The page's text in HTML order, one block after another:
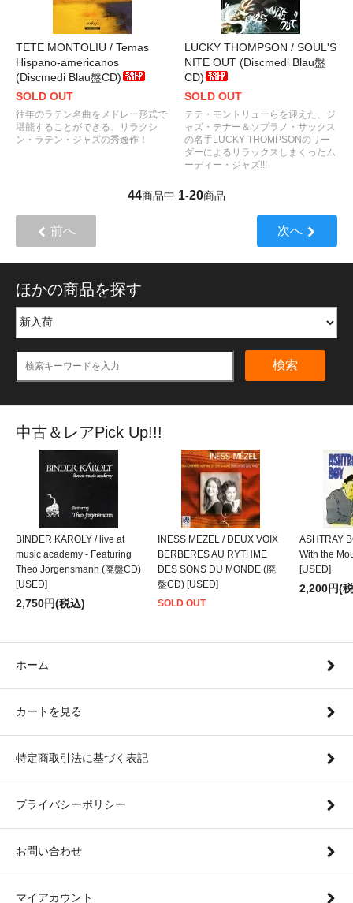
TETE MONTOLIU / Temas
Hispano-americanos
(Discmedi Blau盤CD)
SOLD OUT
往年のラテン名曲をメドレー形式で
堪能することができる、リラクシ
ン・ラテン・ジャズの秀逸作！
LUCKY THOMPSON / SOUL'S
NITE OUT (Discmedi Blau盤
CD)
SOLD OUT
テテ・モントリューらを迎えた、ジ
ャズ・テナー＆ソプラノ・サックス
の名手LUCKY THOMPSONのリー
ダーによるリラックスしまくったム
ーディー・ジャズ!!!
44商品中 1-20商品
前へ 次へ
ほかの商品を探す
検索
中古＆レアPick Up!!!
BINDER KAROLY / live at
music academy - Featuring
Theo Jorgensmann (廃盤CD)
[USED]
2,750円(税込)
INESS MEZEL / DEUX VOIX
BERBERES AU RYTHME
DES SONS DU MONDE (廃
盤CD) [USED]
SOLD OUT
ASHTRAY
With the
[USED]
2,200円(
ホーム
カートを見る
特定商取引法に基づく表記
プライバシーポリシー
お問い合わせ
マイアカウント